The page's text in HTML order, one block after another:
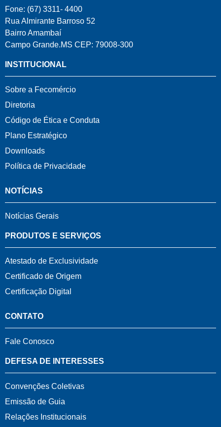
Fone: (67) 3311- 4400
Rua Almirante Barroso 52
Bairro Amambaí
Campo Grande.MS CEP: 79008-300
INSTITUCIONAL
Sobre a Fecomércio
Diretoria
Código de Ética e Conduta
Plano Estratégico
Downloads
Política de Privacidade
NOTÍCIAS
Notícias Gerais
PRODUTOS E SERVIÇOS
Atestado de Exclusividade
Certificado de Origem
Certificação Digital
CONTATO
Fale Conosco
DEFESA DE INTERESSES
Convenções Coletivas
Emissão de Guia
Relações Institucionais